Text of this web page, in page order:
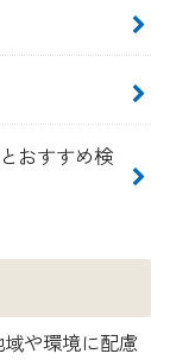
おすすめ検
や環境に配慮